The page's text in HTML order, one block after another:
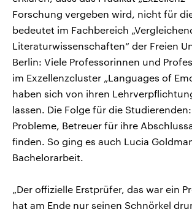
Forschung vergeben wird, nicht für
bedeutet im Fachbereich
Literaturwissenschaften“ der Freien
Berlin: Viele Professorinnen und
im Exzellenzcluster „Languages of
haben sich von ihren
lassen. Die Folge für die
Probleme, Betreuer für ihre
finden. So ging es auch Lucia
Bachelorarbeit.
„Der offizielle Erstprüfer, das war ein
hat am Ende nur seinen Schnörkel